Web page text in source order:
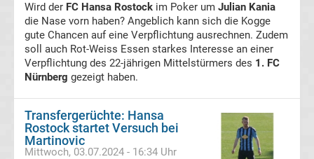
Conference
League
Formel
Wird der FC Hansa Rostock im Poker um Julian Kania
die Nase vorn haben? Angeblich kann sich die Kogge
gute Chancen auf eine Verpflichtung ausrechnen. Zudem
soll auch Rot-Weiss Essen starkes Interesse an einer
Verpflichtung des 22-jährigen Mittelstürmers des 1. FC
Nürnberg gezeigt haben.
Transfergerüchte: Hansa
Rostock startet Versuch bei
Martinovic
Mittwoch, 03.07.2024 - 16:34 Uhr